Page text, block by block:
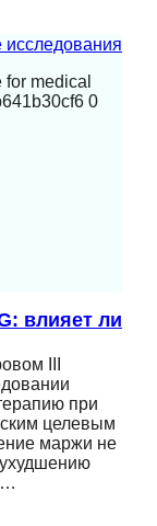
исследования
влияет ли
III
при
целевым
маржи не
ухудшению